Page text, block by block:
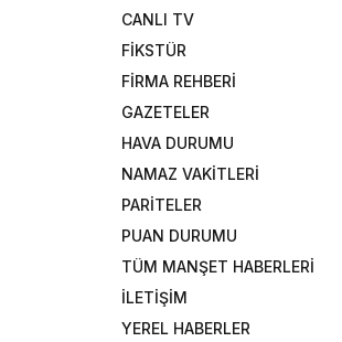
CANLI TV
FİKSTÜR
FİRMA REHBERİ
GAZETELER
HAVA DURUMU
NAMAZ VAKİTLERİ
PARİTELER
PUAN DURUMU
TÜM MANŞET HABERLERİ
İLETİŞİM
YEREL HABERLER